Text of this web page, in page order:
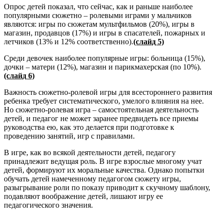
Опрос детей показал, что сейчас, как и раньше наиболее
популярными сюжетно – ролевыми играми у мальчиков
являются: игры по сюжетам мультфильмов (20%), игры в
магазин, продавцов (17%) и игры в спасателей, пожарных и
летчиков (13% и 12% соответственно).(слайд 5)
Среди девочек наиболее популярные игры: больница (15%),
дочки – матери (12%), магазин и парикмахерская (по 10%).
(слайд 6)
Важность сюжетно-ролевой игры для всестороннего развития
ребенка требует систематического, умелого влияния на нее.
Но сюжетно-ролевая игра – самостоятельная деятельность
детей, и педагог не может заранее предвидеть все приемы
руководства ею, как это делается при подготовке к
проведению занятий, игр с правилами.
В игре, как во всякой деятельности детей, педагогу
принадлежит ведущая роль. В игре взрослые многому учат
детей, формируют их моральные качества. Однако попытки
обучать детей намеченному педагогом сюжету игры,
разыгрывание роли по показу приводит к скучному шаблону,
подавляют воображение детей, лишают игру ее
педагогического значения.